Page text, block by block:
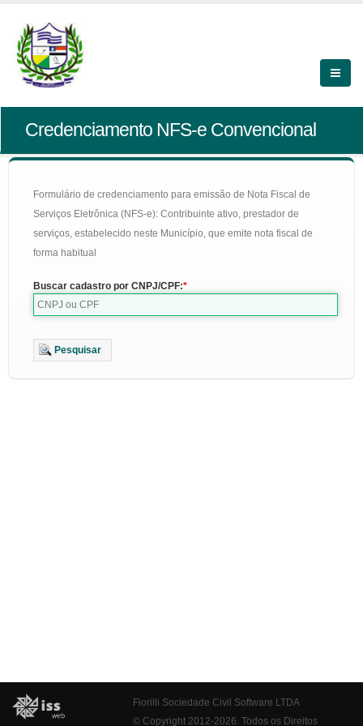
Credenciamento NFS-e Convencional
Formulário de credenciamento para emissão de Nota Fiscal de
Serviços Eletrônica (NFS-e): Contribuinte ativo, prestador de
serviços, estabelecido neste Município, que emite nota fiscal de
forma habitual
Buscar cadastro por CNPJ/CPF:
Pesquisar
Fiorilli Sociedade Civil Software LTDA
© Copyright 2012-2026. Todos os Direitos